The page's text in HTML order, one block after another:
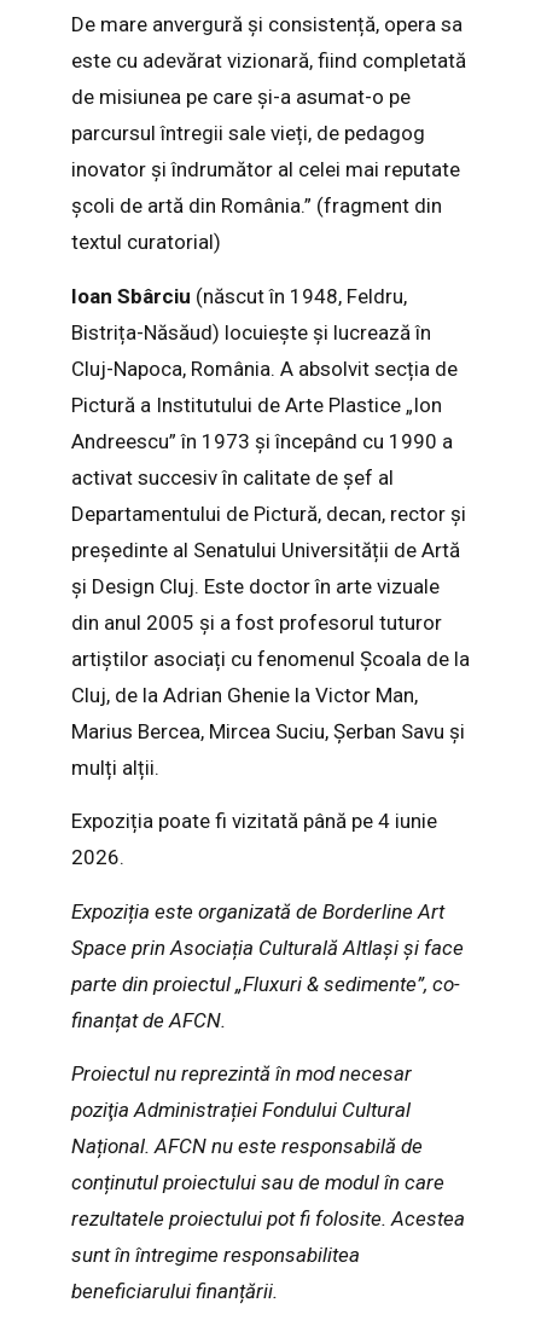
De mare anvergură și consistență, opera sa
este cu adevărat vizionară, fiind completată
de misiunea pe care și-a asumat-o pe
parcursul întregii sale vieți, de pedagog
inovator și îndrumător al celei mai reputate
școli de artă din România.” (fragment din
textul curatorial)
Ioan Sbârciu (născut în 1948, Feldru,
Bistrița-Năsăud) locuiește și lucrează în
Cluj-Napoca, România. A absolvit secția de
Pictură a Institutului de Arte Plastice „Ion
Andreescu” în 1973 și începând cu 1990 a
activat succesiv în calitate de șef al
Departamentului de Pictură, decan, rector și
președinte al Senatului Universității de Artă
și Design Cluj. Este doctor în arte vizuale
din anul 2005 și a fost profesorul tuturor
artiștilor asociați cu fenomenul Școala de la
Cluj, de la Adrian Ghenie la Victor Man,
Marius Bercea, Mircea Suciu, Șerban Savu și
mulți alții.
Expoziția poate fi vizitată până pe 4 iunie
2026.
Expoziția este organizată de Borderline Art
Space prin Asociația Culturală AltIași și face
parte din proiectul „Fluxuri & sedimente”, co-
finanțat de AFCN.
Proiectul nu reprezintă în mod necesar
poziţia Administrației Fondului Cultural
Național. AFCN nu este responsabilă de
conținutul proiectului sau de modul în care
rezultatele proiectului pot fi folosite. Acestea
sunt în întregime responsabilitea
beneficiarului finanțării.